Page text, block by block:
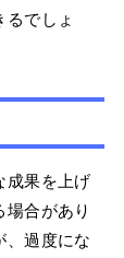
でしょ
成果を上げ
合があり
、過度にな